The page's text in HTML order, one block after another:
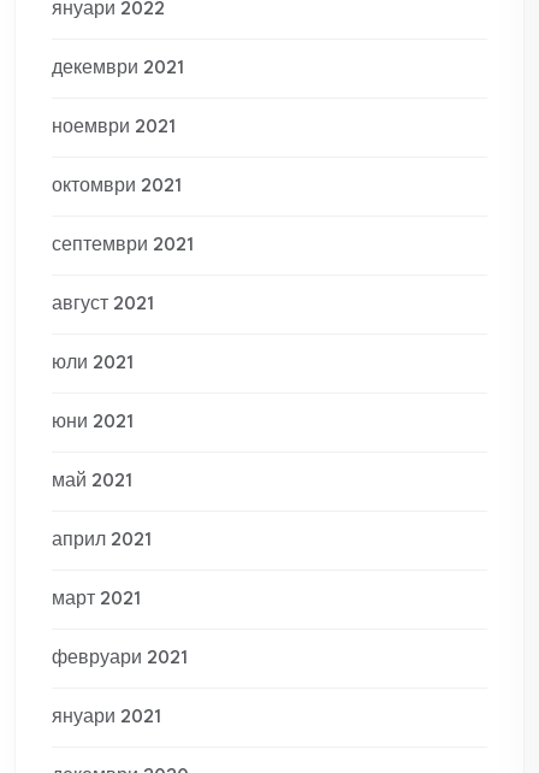
януари 2022
декември 2021
ноември 2021
октомври 2021
септември 2021
август 2021
юли 2021
юни 2021
май 2021
април 2021
март 2021
февруари 2021
януари 2021